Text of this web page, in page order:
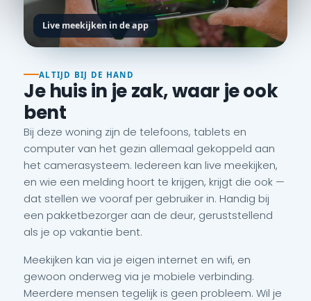
Live meekijken in de app
ALTIJD BIJ DE HAND
Je huis in je zak, waar je ook
bent
Bij deze woning zijn de telefoons, tablets en
computer van het gezin allemaal gekoppeld aan
het camerasysteem. Iedereen kan live meekijken,
en wie een melding hoort te krijgen, krijgt die ook —
dat stellen we vooraf per gebruiker in. Handig bij
een pakketbezorger aan de deur, geruststellend
als je op vakantie bent.
Meekijken kan via je eigen internet en wifi, en
gewoon onderweg via je mobiele verbinding.
Meerdere mensen tegelijk is geen probleem. Wil je